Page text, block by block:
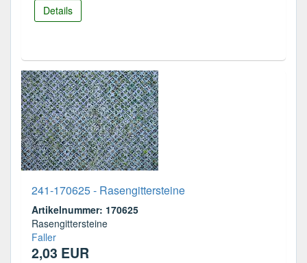
Details
241-170625 - Rasengittersteine
Artikelnummer: 170625
Rasengittersteine
Faller
2,03 EUR